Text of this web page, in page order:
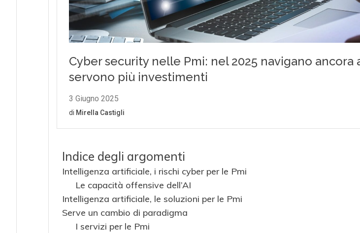
Indice degli argomenti
Intelligenza artificiale, i rischi cyber per le Pmi
Le capacità offensive dell’AI
Intelligenza artificiale, le soluzioni per le Pmi
Serve un cambio di paradigma
I servizi per le Pmi